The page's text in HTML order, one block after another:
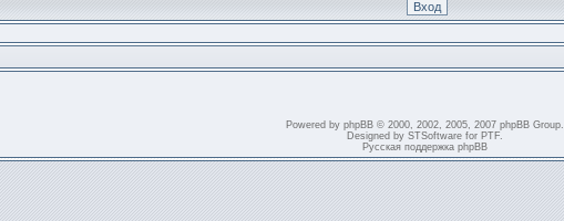
Powered by phpBB© 2000, 2002, 2005, 2007 phpBB Group.
Designed by STSoftwarefor PTF.
Русская поддержка phpBB